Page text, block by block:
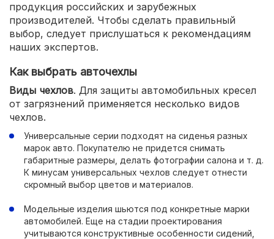
продукция российских и зарубежных
производителей. Чтобы сделать правильный
выбор, следует прислушаться к рекомендациям
наших экспертов.
Как выбрать авточехлы
Виды чехлов. Для защиты автомобильных кресел
от загрязнений применяется несколько видов
чехлов.
Универсальные серии подходят на сиденья разных
марок авто. Покупателю не придется снимать
габаритные размеры, делать фотографии салона и т. д.
К минусам универсальных чехлов следует отнести
скромный выбор цветов и материалов.
Модельные изделия шьются под конкретные марки
автомобилей. Еще на стадии проектирования
учитываются конструктивные особенности сидений,